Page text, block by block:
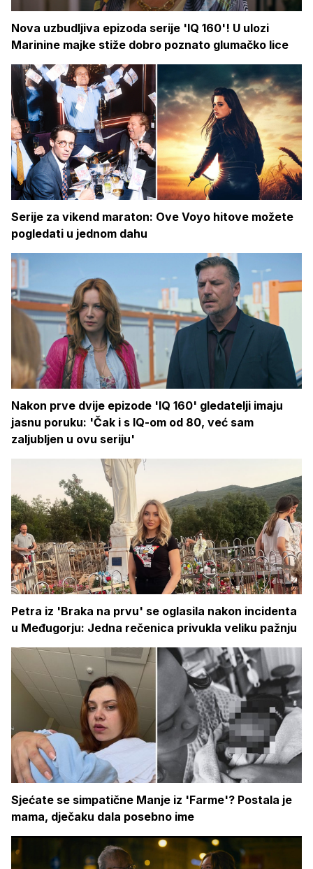
Nova uzbudljiva epizoda serije 'IQ 160'! U ulozi
Marinine majke stiže dobro poznato glumačko lice
Serije za vikend maraton: Ove Voyo hitove možete
pogledati u jednom dahu
Nakon prve dvije epizode 'IQ 160' gledatelji imaju
jasnu poruku: 'Čak i s IQ-om od 80, već sam
zaljubljen u ovu seriju'
Petra iz 'Braka na prvu' se oglasila nakon incidenta
u Međugorju: Jedna rečenica privukla veliku pažnju
Sjećate se simpatične Manje iz 'Farme'? Postala je
mama, dječaku dala posebno ime